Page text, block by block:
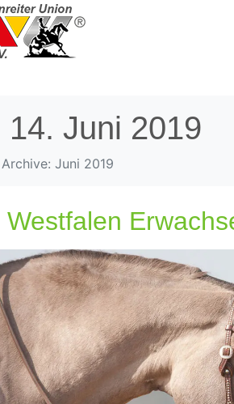
14. Juni 2019
Archive: Juni 2019
Westfalen